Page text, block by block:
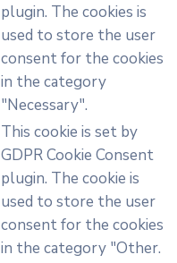
plugin. The cookies is
used to store the user
consent for the cookies
in the category
"Necessary".
This cookie is set by
GDPR Cookie Consent
plugin. The cookie is
used to store the user
consent for the cookies
in the category "Other.